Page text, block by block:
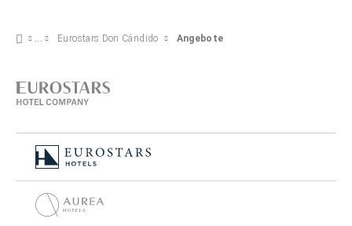
Eurostars Don Cándido Angebote